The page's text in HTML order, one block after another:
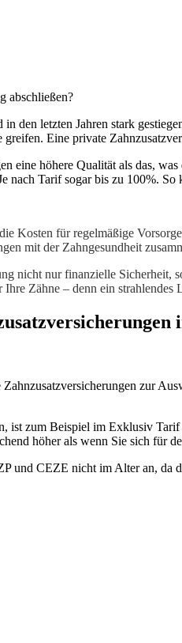
abschließen?
den letzten Jahren stark
Eine private
eine höhere Qualität als das,
nach Tarif sogar bis zu 100%.
Kosten für regelmäßige
mit der Zahngesundheit
nicht nur finanzielle
Zähne – denn ein strahlendes
zur
ist zum Beispiel im Exklusiv
höher als wenn Sie sich
und CEZE nicht im Alter an,